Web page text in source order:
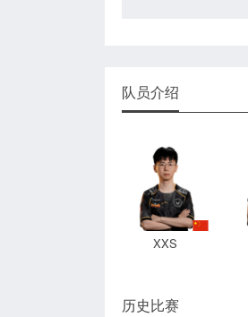
队员介绍
XXS
历史比赛